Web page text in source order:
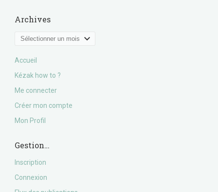
Archives
Archives
Accueil
Kézak how to ?
Me connecter
Créer mon compte
Mon Profil
Gestion…
Inscription
Connexion